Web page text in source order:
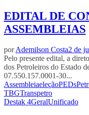
EDITAL DE
ASSEMBLEIAS
porAdemilson Costa2 de
Pelo presente edital, a
dos Petroleiros do Estado
07.550.157.0001-30...
AssembleiaeleçãoPEDs
TBGTranspetro
Destak 4GeralUnificado